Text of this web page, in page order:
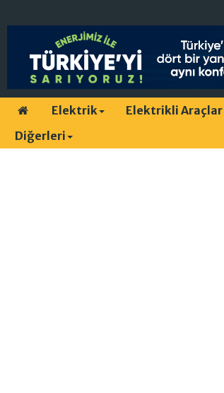
Elektrik Elektrikli Araçlar
Diğerleri